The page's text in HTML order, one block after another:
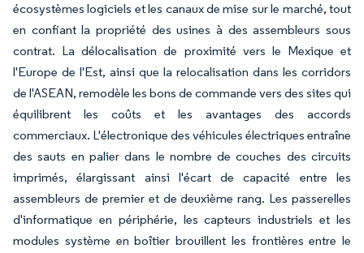
écosystèmes logiciels et les canaux de mise sur le marché, tout
en confiant la propriété des usines à des assembleurs sous
contrat. La délocalisation de proximité vers le Mexique et
l'Europe de l'Est, ainsi que la relocalisation dans les corridors
de l'ASEAN, remodèle les bons de commande vers des sites qui
équilibrent les coûts et les avantages des accords
commerciaux. L'électronique des véhicules électriques entraîne
des sauts en palier dans le nombre de couches des circuits
imprimés, élargissant ainsi l'écart de capacité entre les
assembleurs de premier et de deuxième rang. Les passerelles
d'informatique en périphérie, les capteurs industriels et les
modules système en boîtier brouillent les frontières entre le